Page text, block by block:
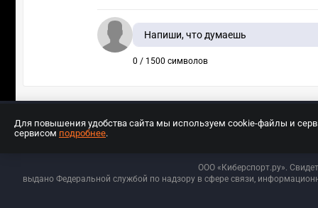
Напиши, что думаешь
0 / 1500 символов
ООО «Киберспорт.ру».
выдано Федеральной службой по надзору в сфере связи,
Для повышения удобства сайта мы используем cookie-файлы и
сервисом подробнее.